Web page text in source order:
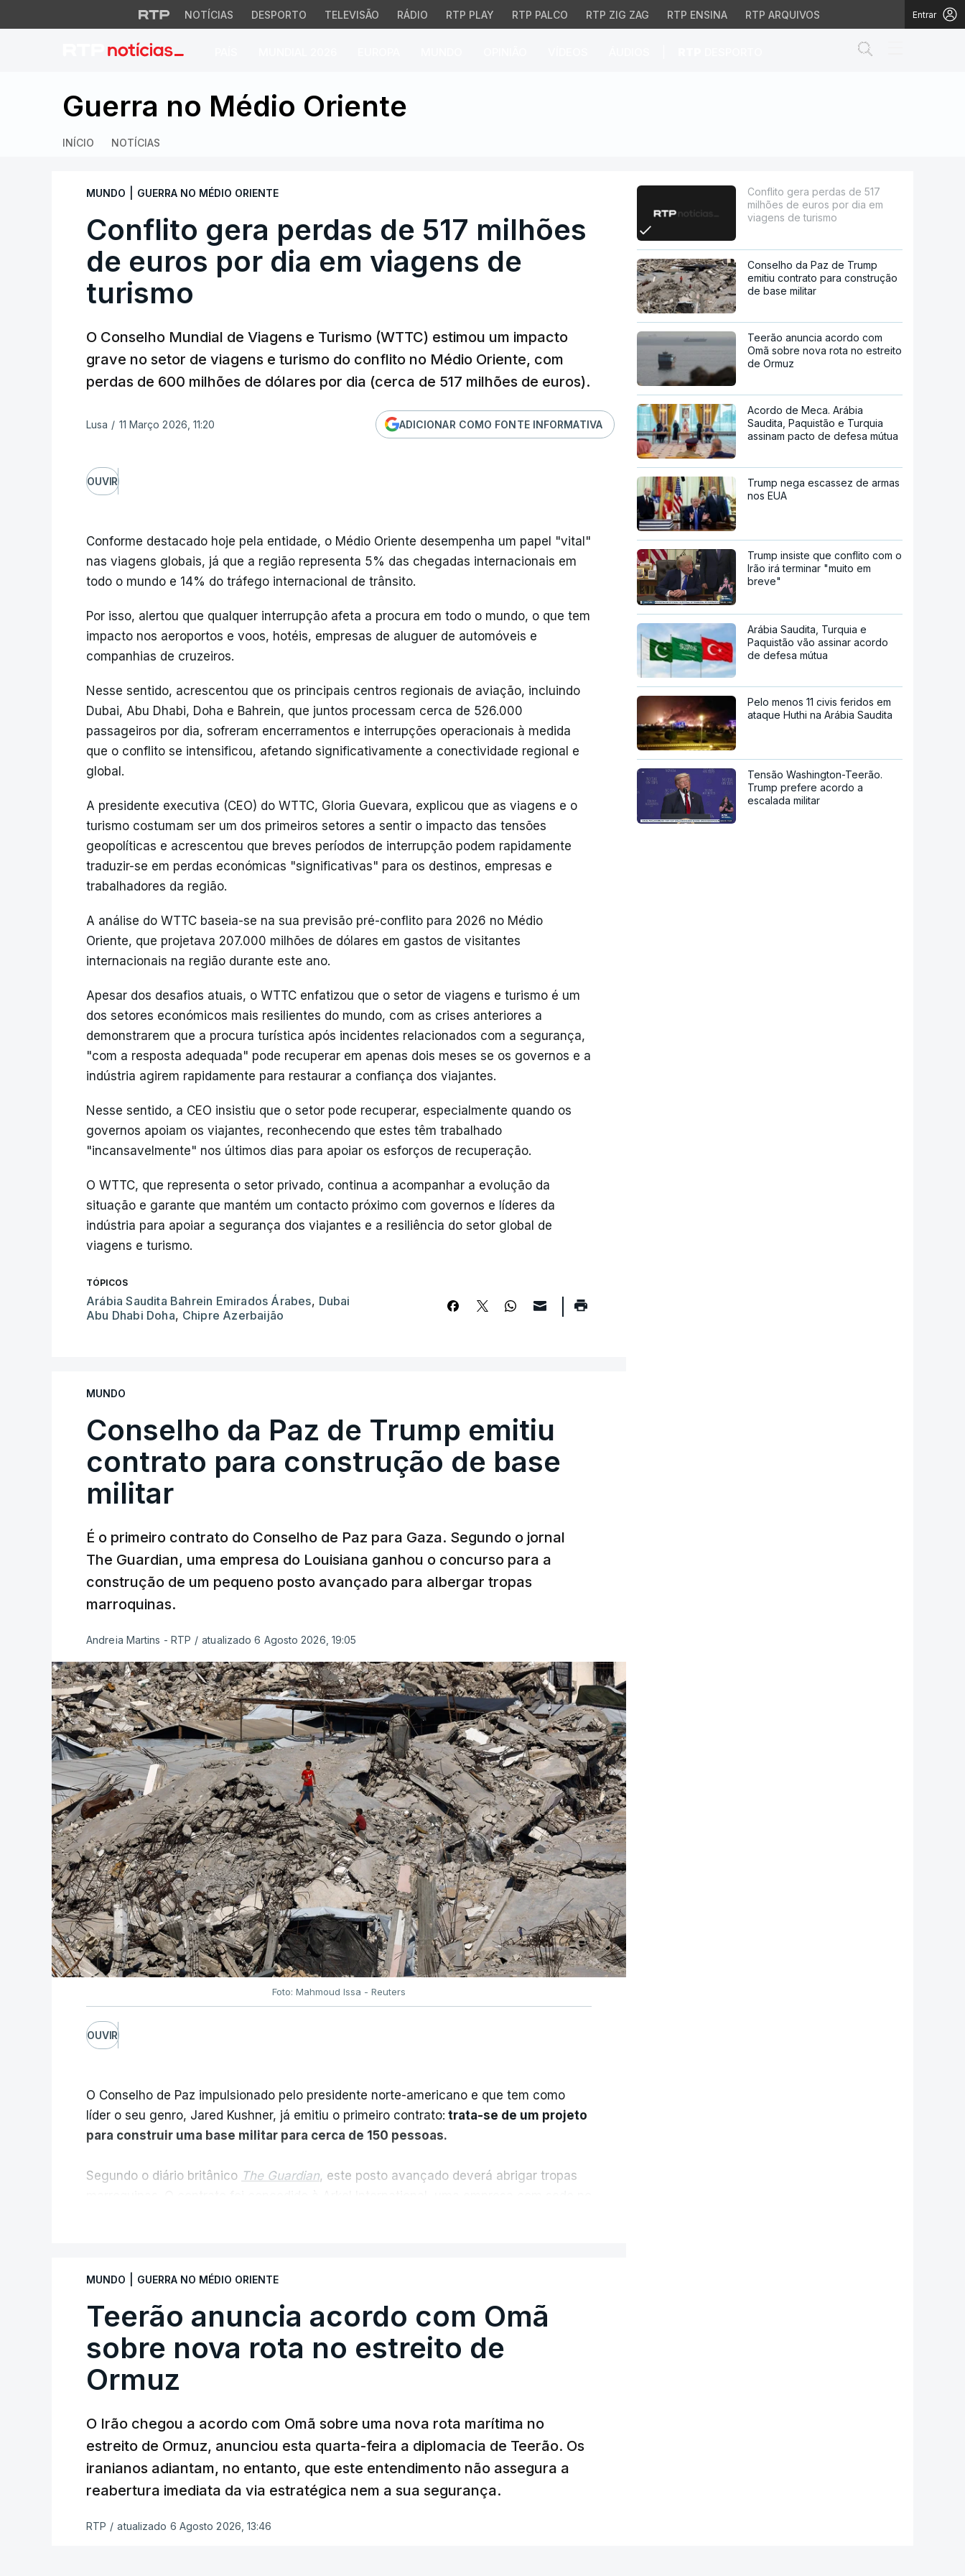
NOTÍCIAS DESPORTO TELEVISÃO RÁDIO RTP PLAY RTP PALCO RTP ZIG ZAG RTP ENSINA RTP ARQUIVOS Entrar
Conflito gera perdas de 517 milhões de euros por dia em viagens
Guerra no Médio Oriente
INÍCIO NOTÍCIAS
MUNDO GUERRA NO MÉDIO ORIENTE
Conflito gera perdas de 517 milhões
de euros por dia em viagens de
turismo
O Conselho Mundial de Viagens e Turismo (WTTC) estimou um impacto
grave no setor de viagens e turismo do conflito no Médio Oriente, com
perdas de 600 milhões de dólares por dia (cerca de 517 milhões de euros).
Lusa / 11 Março 2026, 11:20 ADICIONAR COMO FONTE INFORMATIVA
OUVIR
Conforme destacado hoje pela entidade, o Médio Oriente desempenha um papel "vital"
nas viagens globais, já que a região representa 5% das chegadas internacionais em
todo o mundo e 14% do tráfego internacional de trânsito.
Por isso, alertou que qualquer interrupção afeta a procura em todo o mundo, o que tem
impacto nos aeroportos e voos, hotéis, empresas de aluguer de automóveis e
companhias de cruzeiros.
Nesse sentido, acrescentou que os principais centros regionais de aviação, incluindo
Dubai, Abu Dhabi, Doha e Bahrein, que juntos processam cerca de 526.000
passageiros por dia, sofreram encerramentos e interrupções operacionais à medida
que o conflito se intensificou, afetando significativamente a conectividade regional e
global.
A presidente executiva (CEO) do WTTC, Gloria Guevara, explicou que as viagens e o
turismo costumam ser um dos primeiros setores a sentir o impacto das tensões
geopolíticas e acrescentou que breves períodos de interrupção podem rapidamente
traduzir-se em perdas económicas "significativas" para os destinos, empresas e
trabalhadores da região.
A análise do WTTC baseia-se na sua previsão pré-conflito para 2026 no Médio
Oriente, que projetava 207.000 milhões de dólares em gastos de visitantes
internacionais na região durante este ano.
Apesar dos desafios atuais, o WTTC enfatizou que o setor de viagens e turismo é um
dos setores económicos mais resilientes do mundo, com as crises anteriores a
demonstrarem que a procura turística após incidentes relacionados com a segurança,
"com a resposta adequada" pode recuperar em apenas dois meses se os governos e a
indústria agirem rapidamente para restaurar a confiança dos viajantes.
Nesse sentido, a CEO insistiu que o setor pode recuperar, especialmente quando os
governos apoiam os viajantes, reconhecendo que estes têm trabalhado
"incansavelmente" nos últimos dias para apoiar os esforços de recuperação.
O WTTC, que representa o setor privado, continua a acompanhar a evolução da
situação e garante que mantém um contacto próximo com governos e líderes da
indústria para apoiar a segurança dos viajantes e a resiliência do setor global de
viagens e turismo.
TÓPICOS
Arábia Saudita Bahrein Emirados Árabes, Dubai
Abu Dhabi Doha, Chipre Azerbaijão
MUNDO
Conselho da Paz de Trump emitiu
contrato para construção de base
militar
É o primeiro contrato do Conselho de Paz para Gaza. Segundo o jornal
The Guardian, uma empresa do Louisiana ganhou o concurso para a
construção de um pequeno posto avançado para albergar tropas
marroquinas.
Andreia Martins - RTP / atualizado 6 Agosto 2026, 19:05
Foto: Mahmoud Issa - Reuters
OUVIR
O Conselho de Paz impulsionado pelo presidente norte-americano e que tem como
líder o seu genro, Jared Kushner, já emitiu o primeiro contrato: trata-se de um projeto
para construir uma base militar para cerca de 150 pessoas.
Segundo o diário britânico The Guardian, este posto avançado deverá abrigar tropas
Com uma área muito reduzida,esta pequena base militar deverá ficar nos 60 por
fronteira com Israel. Permite, desta forma, uma extração rápida em caso de
ataque.
Segundo um funcionário do Conselho de Paz, a organização está na “fase final de
Força Internacional de Estabilização”.
“Este contrato será um dos muitos essenciais para o futuro de Gaza”, acrescenta este
funcionário.
MUNDO GUERRA NO MÉDIO ORIENTE
Teerão anuncia acordo com Omã
sobre nova rota no estreito de
Ormuz
O Irão chegou a acordo com Omã sobre uma nova rota marítima no
estreito de Ormuz, anunciou esta quarta-feira a diplomacia de Teerão. Os
iranianos adiantam, no entanto, que este entendimento não assegura a
reabertura imediata da via estratégica nem a sua segurança.
RTP / atualizado 6 Agosto 2026, 13:46
Conflito gera perdas de 517
milhões de euros por dia em
viagens de turismo
Conselho da Paz de Trump
emitiu contrato para construção
de base militar
Teerão anuncia acordo com
Omã sobre nova rota no estreito
de Ormuz
Acordo de Meca. Arábia
Saudita, Paquistão e Turquia
assinam pacto de defesa mútua
Trump nega escassez de armas
nos EUA
Trump insiste que conflito com o
Irão irá terminar "muito em
breve"
Arábia Saudita, Turquia e
Paquistão vão assinar acordo
de defesa mútua
Pelo menos 11 civis feridos em
ataque Huthi na Arábia Saudita
Tensão Washington-Teerão.
Trump prefere acordo a
escalada militar